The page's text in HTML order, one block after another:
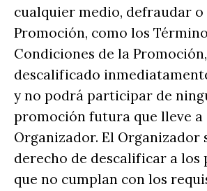
cualquier medio, defraudar
Promoción, como los
Condiciones de la
descalificado
y no podrá participar de
promoción futura que lleve a
Organizador. El Organizador
derecho de descalificar a los
que no cumplan con los